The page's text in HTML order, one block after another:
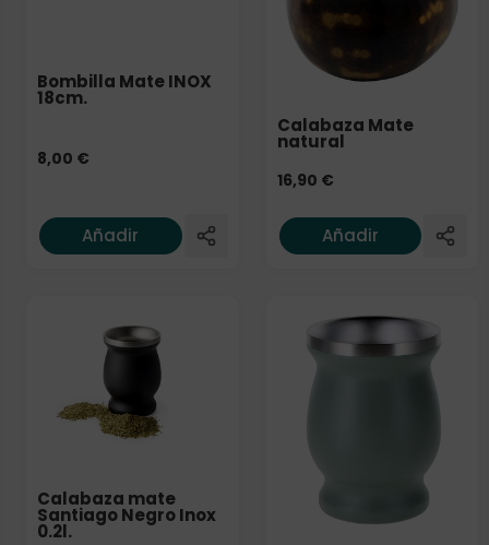
Bombilla Mate INOX
18cm.
8,00 €
Añadir
Calabaza Mate
natural
16,90 €
Añadir
Calabaza mate
Santiago Negro Inox
0.2l.